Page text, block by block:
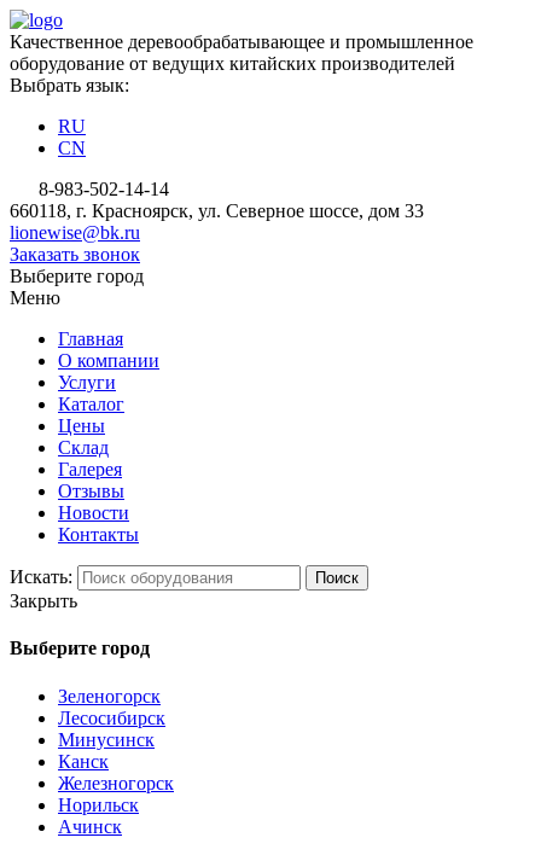
Качественное деревообрабатывающее и промышленное
оборудование от ведущих китайских производителей
Выбрать язык:
RU
CN
8-983-502-14-14
660118, г. Красноярск, ул. Северное шоссе, дом 33
lionewise@bk.ru
Заказать звонок
Выберите город
Меню
Главная
О компании
Услуги
Каталог
Цены
Склад
Галерея
Отзывы
Новости
Контакты
Искать: Поиск
Закрыть
Выберите город
Зеленогорск
Лесосибирск
Минусинск
Канск
Железногорск
Норильск
Ачинск